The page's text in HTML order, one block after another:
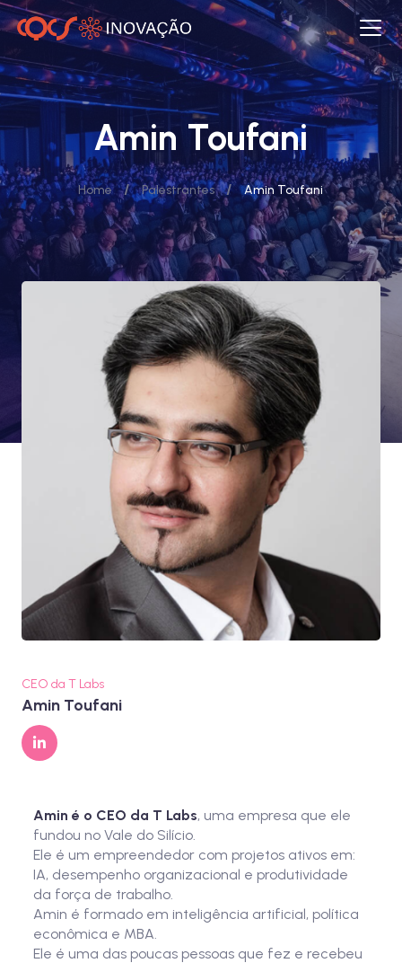
Amin Toufani
Home / Palestrantes / Amin Toufani
CEO da T Labs
Amin Toufani
Amin é o CEO da T Labs, uma empresa que ele
fundou no Vale do Silício.
Ele é um empreendedor com projetos ativos em:
IA, desempenho organizacional e produtividade
da força de trabalho.
Amin é formado em inteligência artificial, política
econômica e MBA.
Ele é uma das poucas pessoas que fez e recebeu